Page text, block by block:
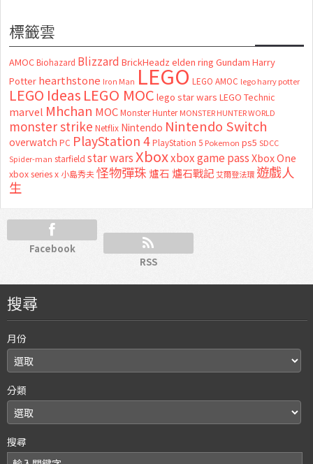
標籤雲
AMOC Biohazard Blizzard BrickHeadz elden ring Gundam Harry
Potter hearthstone Iron Man LEGO LEGO AMOC lego harry potter
LEGO Ideas LEGO MOC lego star wars LEGO Technic
marvel Mhchan MOC Monster Hunter MONSTER HUNTER WORLD
monster strike Netflix Nintendo Nintendo Switch
overwatch PC PlayStation 4 PlayStation 5 Pokemon ps5 SDCC
Spider-man starfield star wars Xboxxbox game passXbox One
xbox series x 小島秀夫怪物彈珠 爐石 爐石戰記艾爾登法環 遊戲人
生
Facebook
RSS
搜尋
月份
分類
搜尋